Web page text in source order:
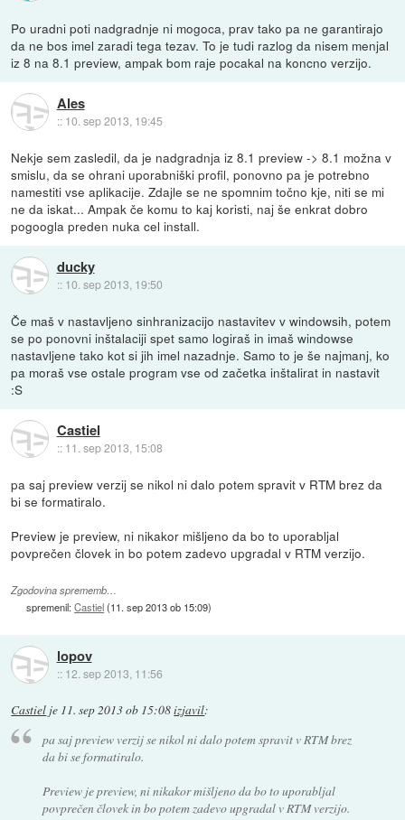
Po uradni poti nadgradnje ni mogoca, prav tako pa ne garantirajo
da ne bos imel zaradi tega tezav. To je tudi razlog da nisem menjal
iz 8 na 8.1 preview, ampak bom raje pocakal na koncno verzijo.
Ales
:: 10. sep 2013, 19:45
Nekje sem zasledil, da je nadgradnja iz 8.1 preview -> 8.1 možna v
smislu, da se ohrani uporabniški profil, ponovno pa je potrebno
namestiti vse aplikacije. Zdajle se ne spomnim točno kje, niti se mi
ne da iskat... Ampak če komu to kaj koristi, naj še enkrat dobro
pogoogla preden nuka cel install.
ducky
:: 10. sep 2013, 19:50
Če maš v nastavljeno sinhranizacijo nastavitev v windowsih, potem
se po ponovni inštalaciji spet samo logiraš in imaš windowse
nastavljene tako kot si jih imel nazadnje. Samo to je še najmanj, ko
pa moraš vse ostale program vse od začetka inštalirat in nastavit
:S
Castiel
:: 11. sep 2013, 15:08
pa saj preview verzij se nikol ni dalo potem spravit v RTM brez da
bi se formatiralo.
Preview je preview, ni nikakor mišljeno da bo to uporabljal
povprečen človek in bo potem zadevo upgradal v RTM verzijo.
Zgodovina sprememb…
spremenil:Castiel(11. sep 2013 ob 15:09)
lopov
:: 12. sep 2013, 11:56
Castiel je 11. sep 2013 ob 15:08izjavil:
pa saj preview verzij se nikol ni dalo potem spravit v RTM brez
da bi se formatiralo.
Preview je preview, ni nikakor mišljeno da bo to uporabljal
povprečen človek in bo potem zadevo upgradal v RTM verzijo.